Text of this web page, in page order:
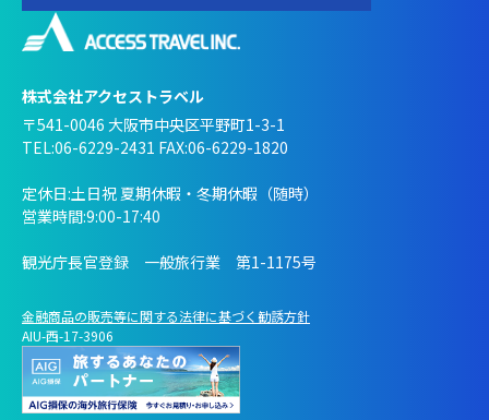
株式会社アクセストラベル
〒541-0046 大阪市中央区平野町1-3-1
TEL:06-6229-2431 FAX:06-6229-1820
定休日:土日祝 夏期休暇・冬期休暇（随時）
営業時間:9:00-17:40
観光庁長官登録 一般旅行業 第1-1175号
金融商品の販売等に関する法律に基づく勧誘方針
AIU-西-17-3906